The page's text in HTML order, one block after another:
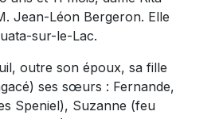
Jean-Léon Bergeron. Elle
sur-le-Lac.
outre son époux, sa fille
ses sœurs : Fernande,
Speniel), Suzanne (feu